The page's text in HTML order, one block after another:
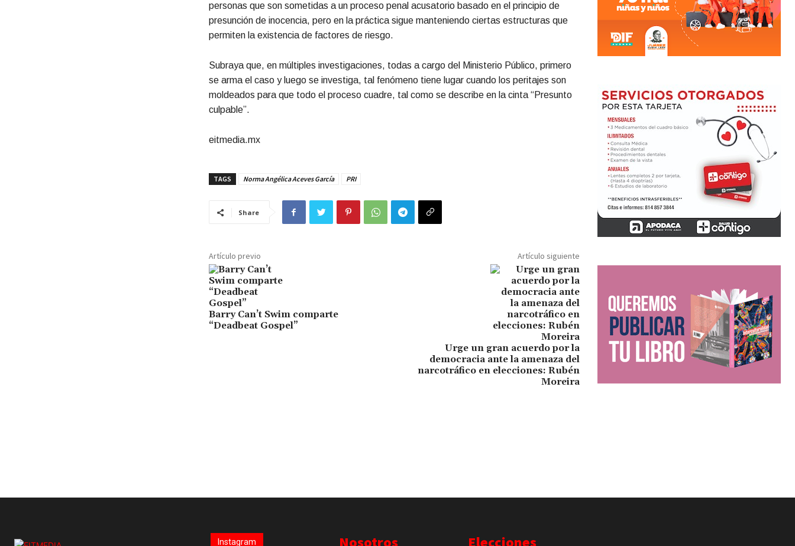
personas que son sometidas a un proceso penal acusatorio basado en el principio de
presunción de inocencia, pero en la práctica sigue manteniendo ciertas estructuras que
permiten la existencia de factores de riesgo.
Subraya que, en múltiples investigaciones, todas a cargo del Ministerio Público, primero
se arma el caso y luego se investiga, tal fenómeno tiene lugar cuando los peritajes son
moldeados para que todo el proceso cuadre, tal como se describe en la cinta “Presunto
culpable”.
eitmedia.mx
TAGS Norma Angélica Aceves García PRI
Share
Artículo previo
Barry Can’t Swim comparte
“Deadbeat Gospel”
Artículo siguiente
Urge un gran acuerdo por la
democracia ante la amenaza del
narcotráfico en elecciones: Rubén
Moreira
Instagram Nosotros Elecciones